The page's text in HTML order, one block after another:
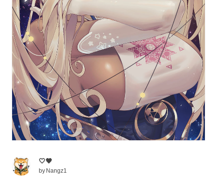
🤍🖤
by Nangz1